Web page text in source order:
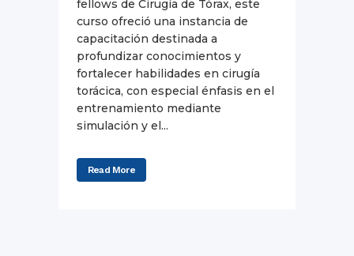
fellows de Cirugía de Tórax, este
curso ofreció una instancia de
capacitación destinada a
profundizar conocimientos y
fortalecer habilidades en cirugía
torácica, con especial énfasis en el
entrenamiento mediante
simulación y el...
Read More